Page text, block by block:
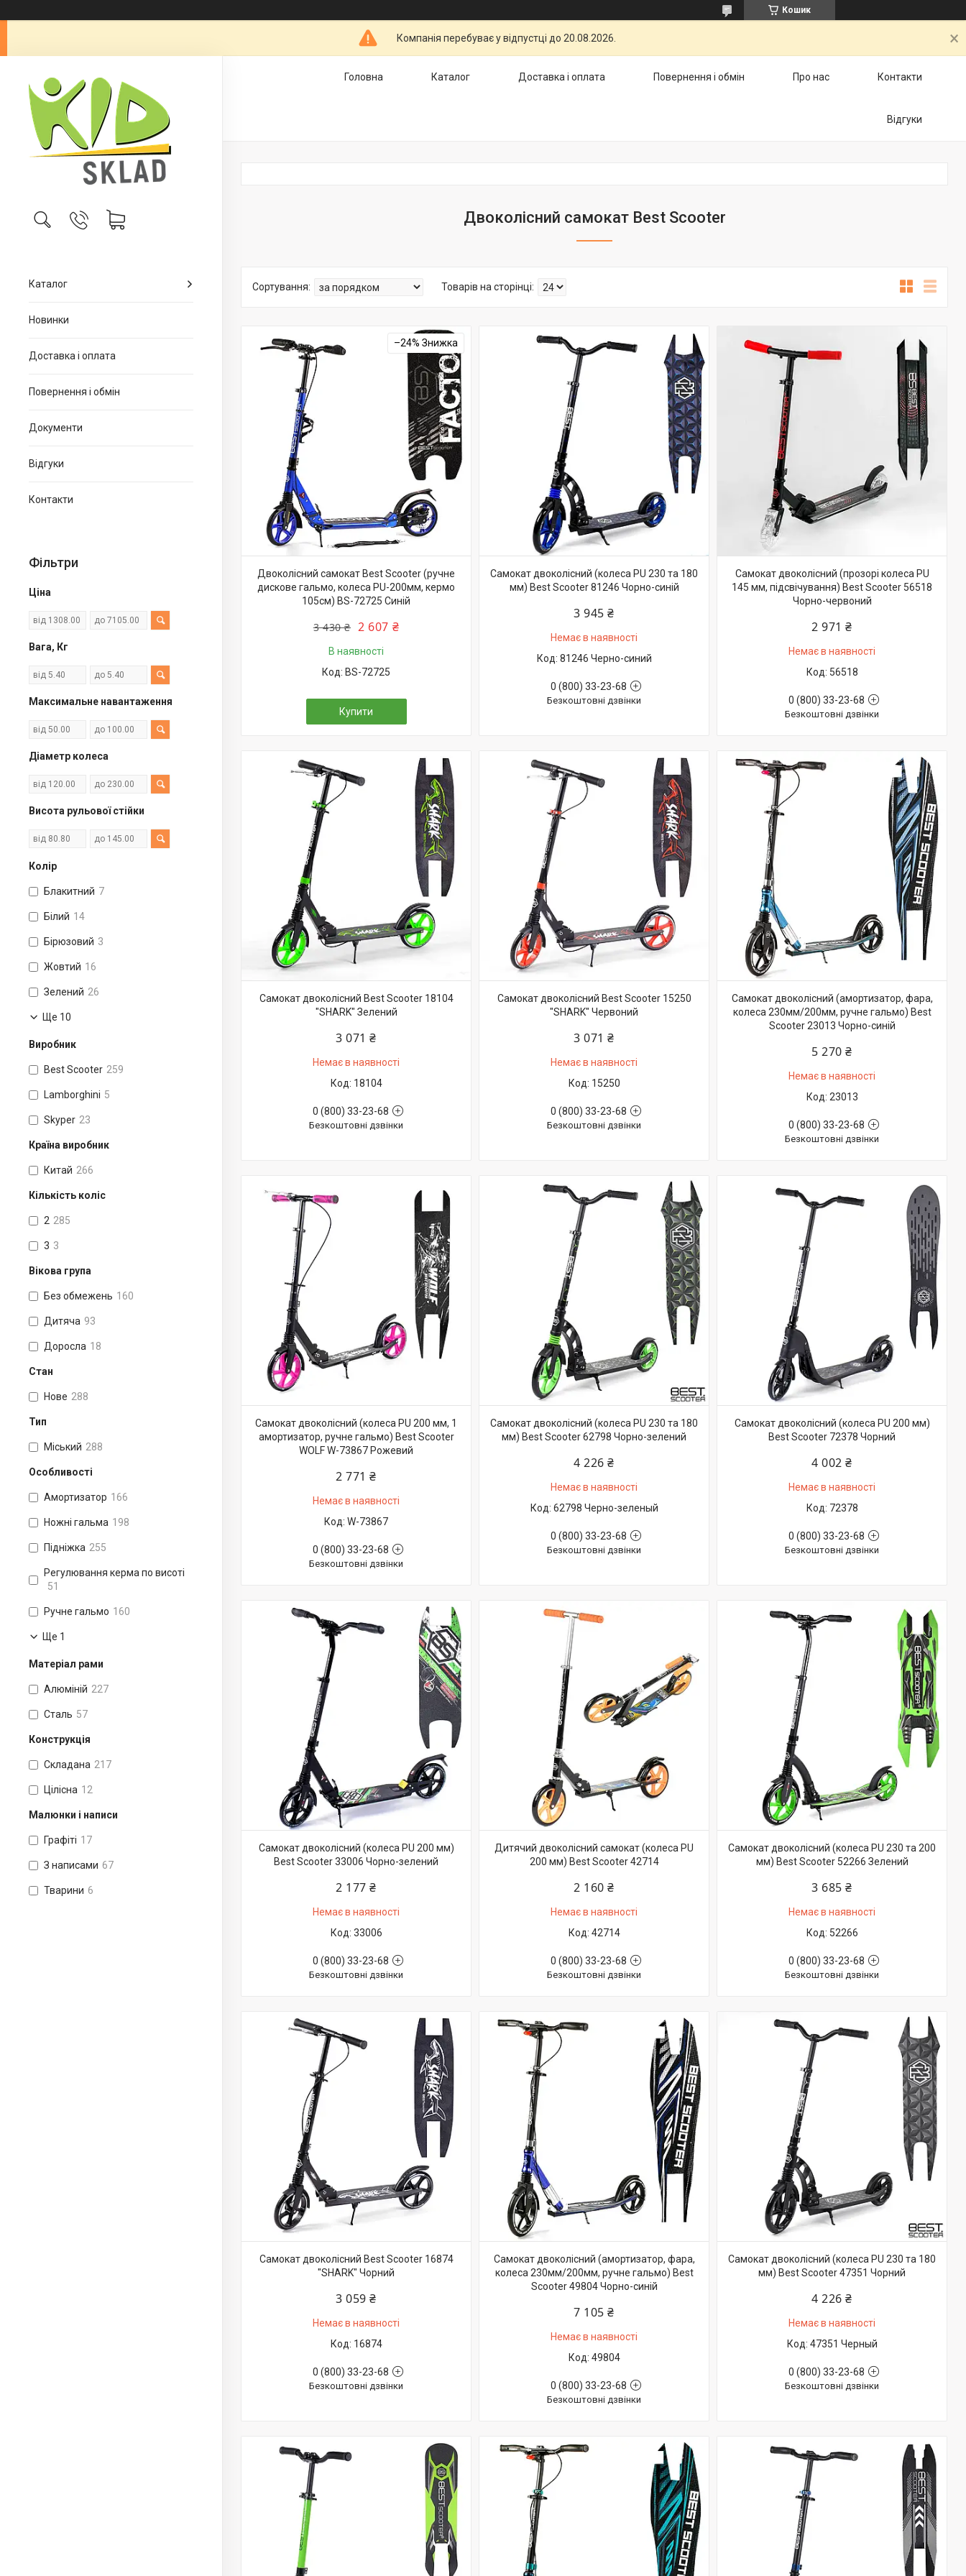
Кошик
Компанія перебуває у відпустці до 20.08.2026.
Каталог
Новинки
Доставка і оплата
Повернення і обмін
Документи
Відгуки
Контакти
Фільтри
Ціна
Вага, Кг
Максимальне навантаження
Діаметр колеса
Висота рульової стійки
Колір
Блакитний 7
Білий 14
Бірюзовий 3
Жовтий 16
Зелений 26
Ще 10
Виробник
Best Scooter 259
Lamborghini 5
Skyper 23
Країна виробник
Китай 266
Кількість коліс
2 285
3 3
Вікова група
Без обмежень 160
Дитяча 93
Доросла 18
Стан
Нове 288
Тип
Міський 288
Особливості
Амортизатор 166
Ножні гальма 198
Підніжка 255
Регулювання керма по висоті
51
Ручне гальмо 160
Ще 1
Матеріал рами
Алюміній 227
Сталь 57
Конструкція
Складана 217
Цілісна 12
Малюнки і написи
Графіті 17
З написами 67
Тварини 6
Головна Каталог Доставка і оплата Повернення і обмін Про нас Контакти
Відгуки
Двоколісний самокат Best Scooter
–24%
Двоколісний самокат Best Scooter (ручне
дискове гальмо, колеса PU-200мм, кермо
105см) BS-72725 Синій
3 430 ₴ 2 607 ₴
В наявності
BS-72725
Купити
Самокат двоколісний (колеса PU 230 та 180
мм) Best Scooter 81246 Чорно-синій
3 945 ₴
Немає в наявності
81246 Черно-синий
0 (800) 33-23-68
Безкоштовні дзвінки
Самокат двоколісний (прозорі колеса PU
145 мм, підсвічування) Best Scooter 56518
Чорно-червоний
2 971 ₴
Немає в наявності
56518
0 (800) 33-23-68
Безкоштовні дзвінки
Самокат двоколісний Best Scooter 18104
"SHARK" Зелений
3 071 ₴
Немає в наявності
18104
0 (800) 33-23-68
Безкоштовні дзвінки
Самокат двоколісний Best Scooter 15250
"SHARK" Червоний
3 071 ₴
Немає в наявності
15250
0 (800) 33-23-68
Безкоштовні дзвінки
Самокат двоколісний (амортизатор, фара,
колеса 230мм/200мм, ручне гальмо) Best
Scooter 23013 Чорно-синій
5 270 ₴
Немає в наявності
23013
0 (800) 33-23-68
Безкоштовні дзвінки
Самокат двоколісний (колеса PU 200 мм, 1
амортизатор, ручне гальмо) Best Scooter
WOLF W-73867 Рожевий
2 771 ₴
Немає в наявності
W-73867
0 (800) 33-23-68
Безкоштовні дзвінки
Самокат двоколісний (колеса PU 230 та 180
мм) Best Scooter 62798 Чорно-зелений
4 226 ₴
Немає в наявності
62798 Черно-зеленый
0 (800) 33-23-68
Безкоштовні дзвінки
Самокат двоколісний (колеса PU 200 мм)
Best Scooter 72378 Чорний
4 002 ₴
Немає в наявності
72378
0 (800) 33-23-68
Безкоштовні дзвінки
Самокат двоколісний (колеса PU 200 мм)
Best Scooter 33006 Чорно-зелений
2 177 ₴
Немає в наявності
33006
0 (800) 33-23-68
Безкоштовні дзвінки
Дитячий двоколісний самокат (колеса PU
200 мм) Best Scooter 42714
2 160 ₴
Немає в наявності
42714
0 (800) 33-23-68
Безкоштовні дзвінки
Самокат двоколісний (колеса PU 230 та 200
мм) Best Scooter 52266 Зелений
3 685 ₴
Немає в наявності
52266
0 (800) 33-23-68
Безкоштовні дзвінки
Самокат двоколісний Best Scooter 16874
"SHARK" Чорний
3 059 ₴
Немає в наявності
16874
0 (800) 33-23-68
Безкоштовні дзвінки
Самокат двоколісний (амортизатор, фара,
колеса 230мм/200мм, ручне гальмо) Best
Scooter 49804 Чорно-синій
7 105 ₴
Немає в наявності
49804
0 (800) 33-23-68
Безкоштовні дзвінки
Самокат двоколісний (колеса PU 230 та 180
мм) Best Scooter 47351 Чорний
4 226 ₴
Немає в наявності
47351 Черный
0 (800) 33-23-68
Безкоштовні дзвінки